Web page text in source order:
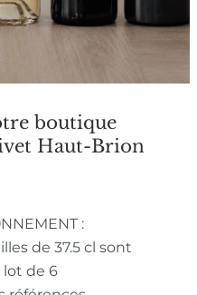
boutique
Haut-Brion
:
de 37.5 cl sont
lot de 6